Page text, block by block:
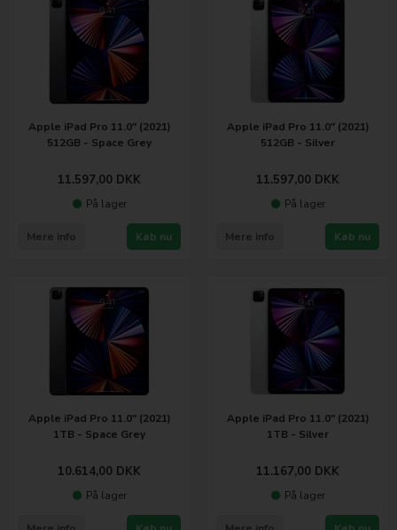
Apple iPad Pro 11.0" (2021)
512GB - Space Grey
11.597,00 DKK
På lager
Køb nu
Mere info
Apple iPad Pro 11.0" (2021)
512GB - Silver
11.597,00 DKK
På lager
Køb nu
Mere info
Apple iPad Pro 11.0" (2021)
1TB - Space Grey
10.614,00 DKK
På lager
Apple iPad Pro 11.0" (2021)
1TB - Silver
11.167,00 DKK
På lager